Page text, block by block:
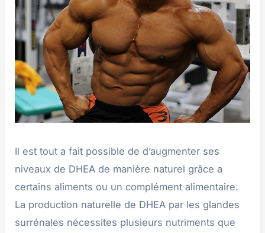
Il est tout a fait possible de d’augmenter ses
niveaux de DHEA de manière naturel grâce a
certains aliments ou un complément alimentaire.
La production naturelle de DHEA par les glandes
surrénales nécessites plusieurs nutriments que